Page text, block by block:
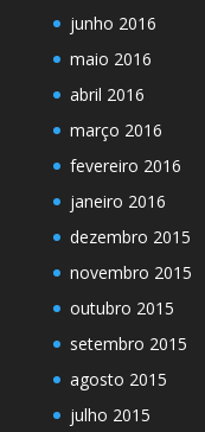
junho 2016
maio 2016
abril 2016
março 2016
fevereiro 2016
janeiro 2016
dezembro 2015
novembro 2015
outubro 2015
setembro 2015
agosto 2015
julho 2015